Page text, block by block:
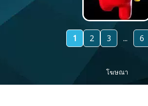
1 2 3 ... 6
โฆษณา